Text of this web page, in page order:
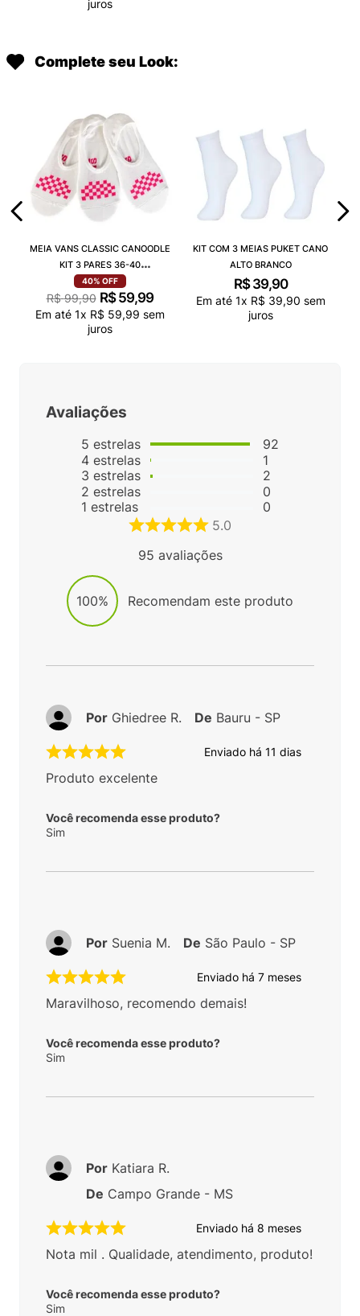
juros
Complete seu Look:
MEIA VANS CLASSIC CANOODLE
KIT 3 PARES 36-40
VN000QCAJU4
40% OFF
R$ 99,90 R$ 59,99
Em até 1x R$ 59,99 sem
juros
KIT COM 3 MEIAS PUKET CANO
ALTO BRANCO
R$ 39,90
Em até 1x R$ 39,90 sem
juros
Avaliações
5 estrelas
4 estrelas
3 estrelas
2 estrelas
1 estrelas
92
1
2
0
0
5.0
95 avaliações
100% Recomendam este produto
Enviado há 11 dias
Produto excelente
Você recomenda esse produto?
Sim
Por Ghiedree R. De Bauru - SP
Enviado há 7 meses
Maravilhoso, recomendo demais!
Você recomenda esse produto?
Sim
Por Suenia M. De São Paulo - SP
Enviado há 8 meses
Nota mil . Qualidade, atendimento, produto!
Você recomenda esse produto?
Sim
Por Katiara R.
De Campo Grande - MS